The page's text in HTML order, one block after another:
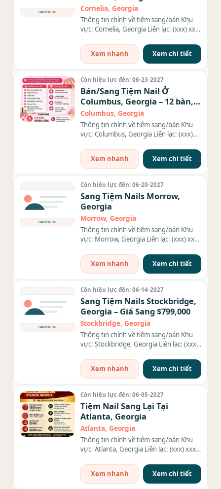
$18K
Cornelia, Georgia
Thông tin chính về tiệm sang/bán Khu
vực: Cornelia, Georgia Liên lạc: (xxx) xxx-
Xem nhanh
Xem chi tiết
Còn hiệu lực đến: 06-23-2027
Bán/Sang Tiệm Nail Ở
Columbus, Georgia – 12 bàn,
15 ghế
Columbus, Georgia
Thông tin chính về tiệm sang/bán Khu
vực: Columbus, Georgia Liên lạc: (xxx)
Xem nhanh
Xem chi tiết
Còn hiệu lực đến: 06-20-2027
Sang Tiệm Nails Morrow,
Georgia
Morrow, Georgia
Thông tin chính về tiệm sang/bán Khu
vực: Morrow, Georgia Liên lạc: (xxx) xxx-
Xem nhanh
Xem chi tiết
Còn hiệu lực đến: 06-14-2027
Sang Tiệm Nails Stockbridge,
Georgia – Giá Sang $799,000
Stockbridge, Georgia
Thông tin chính về tiệm sang/bán Khu
vực: Stockbridge, Georgia Liên lạc: (xxx)
Xem nhanh
Xem chi tiết
Còn hiệu lực đến: 06-05-2027
Tiệm Nail Sang Lại Tại
Atlanta, Georgia
Atlanta, Georgia
Thông tin chính về tiệm sang/bán Khu
vực: Atlanta, Georgia Liên lạc: (xxx) xxx-
Xem nhanh
Xem chi tiết